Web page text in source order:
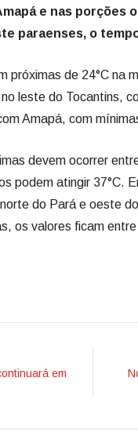
e nas porções
paraenses, o
próximas de 24°C na
leste do Tocantins,
Amapá, com
devem ocorrer
podem atingir 37°C.
do Pará e oeste
os valores ficam entre
em